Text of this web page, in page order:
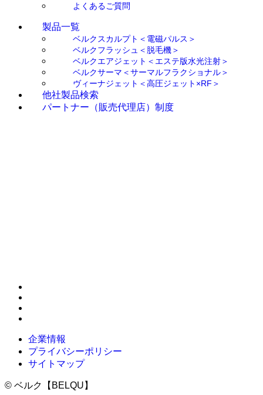
よくあるご質問
製品一覧
ベルクスカルプト＜電磁パルス＞
ベルクフラッシュ＜脱毛機＞
ベルクエアジェット＜エステ版水光注射＞
ベルクサーマ＜サーマルフラクショナル＞
ヴィーナジェット＜高圧ジェット×RF＞
他社製品検索
パートナー（販売代理店）制度
企業情報
プライバシーポリシー
サイトマップ
© ベルク【BELQU】